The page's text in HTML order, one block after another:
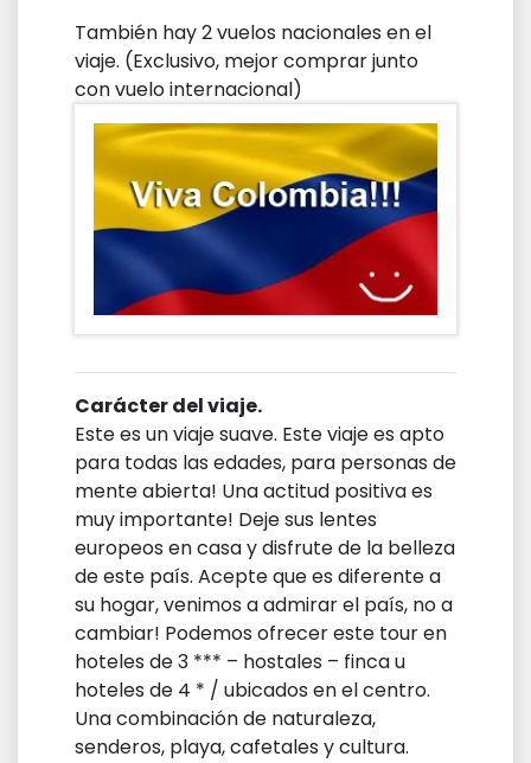
También hay 2 vuelos nacionales en el
viaje. (Exclusivo, mejor comprar junto
con vuelo internacional)
Carácter del viaje.
Este es un viaje suave. Este viaje es apto
para todas las edades, para personas de
mente abierta! Una actitud positiva es
muy importante! Deje sus lentes
europeos en casa y disfrute de la belleza
de este país. Acepte que es diferente a
su hogar, venimos a admirar el país, no a
cambiar! Podemos ofrecer este tour en
hoteles de 3 *** – hostales – finca u
hoteles de 4 * / ubicados en el centro.
Una combinación de naturaleza,
senderos, playa, cafetales y cultura.